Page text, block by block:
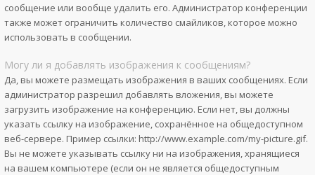
сообщение или вообще удалить его. Администратор конференции
также может ограничить количество смайликов, которое можно
использовать в сообщении.
Могу ли я добавлять изображения к сообщениям?
Да, вы можете размещать изображения в ваших сообщениях. Если
администратор разрешил добавлять вложения, вы можете
загрузить изображение на конференцию. Если нет, вы должны
указать ссылку на изображение, сохранённое на общедоступном
веб-сервере. Пример ссылки: http://www.example.com/my-picture.gif.
Вы не можете указывать ссылку ни на изображения, хранящиеся
на вашем компьютере (если он не является общедоступным